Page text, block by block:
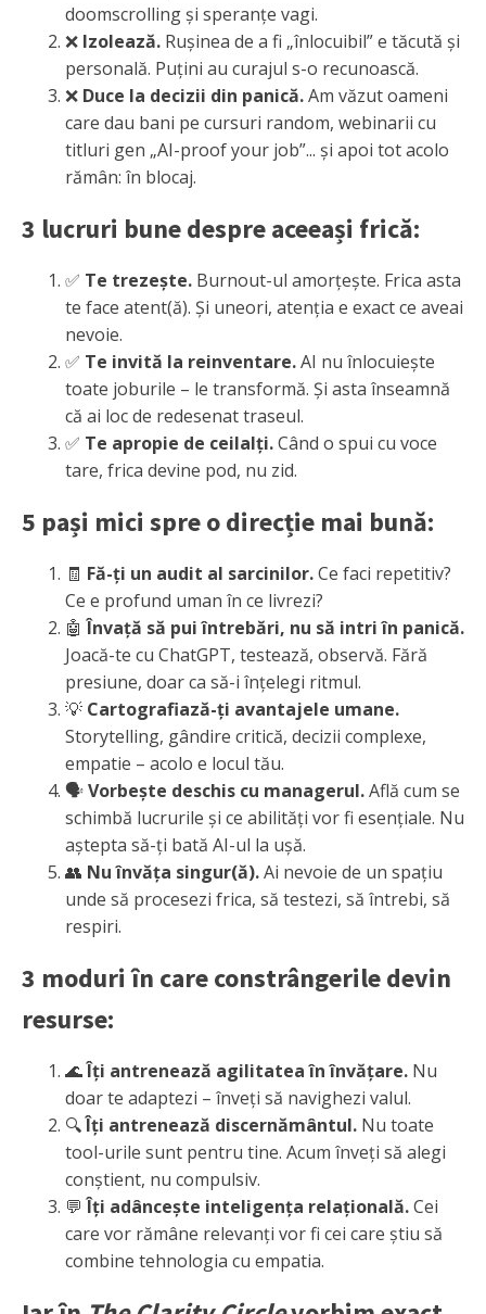
doomscrolling și speranțe vagi.
❌ Izolează. Rușinea de a fi „înlocuibil” e tăcută și
personală. Puțini au curajul s-o recunoască.
❌ Duce la decizii din panică.Am văzut oameni
care dau bani pe cursuri random, webinarii cu
titluri gen „AI-proof your job”... și apoi tot acolo
rămân: în blocaj.
3 lucruri bune despre aceeași frică:
✅ Te trezește. Burnout-ul amorțește. Frica asta
te face atent(ă). Și uneori, atenția e exact ce aveai
nevoie.
✅ Te invită la reinventare.AI nu înlocuiește
toate joburile – le transformă. Și asta înseamnă
că ai loc de redesenat traseul.
✅ Te apropie de ceilalți.Când o spui cu voce
tare, frica devine pod, nu zid.
5 pași mici spre o direcție mai bună:
🧾 Fă-ți un audit al sarcinilor.Ce faci repetitiv?
Ce e profund uman în ce livrezi?
🤖Învață să pui întrebări, nu să intri în panică.
Joacă-te cu ChatGPT, testează, observă. Fără
presiune, doar ca să-i înțelegi ritmul.
💡 Cartografiază-ți avantajele umane.
Storytelling, gândire critică, decizii complexe,
empatie – acolo e locul tău.
🗣️Vorbește deschis cu managerul.Află cum se
schimbă lucrurile și ce abilități vor fi esențiale. Nu
aștepta să-ți bată AI-ul la ușă.
👥 Nu învăța singur(ă).Ai nevoie de un spațiu
unde să procesezi frica, să testezi, să întrebi, să
respiri.
3 moduri în care constrângerile devin
resurse:
🌊Îți antrenează agilitatea în învățare. Nu
doar te adaptezi – înveți să navighezi valul.
🔍Îți antrenează discernământul. Nu toate
tool-urile sunt pentru tine. Acum înveți să alegi
conștient, nu compulsiv.
💬Îți adâncește inteligența relațională.Cei
care vor rămâne relevanți vor fi cei care știu să
combine tehnologia cu empatia.